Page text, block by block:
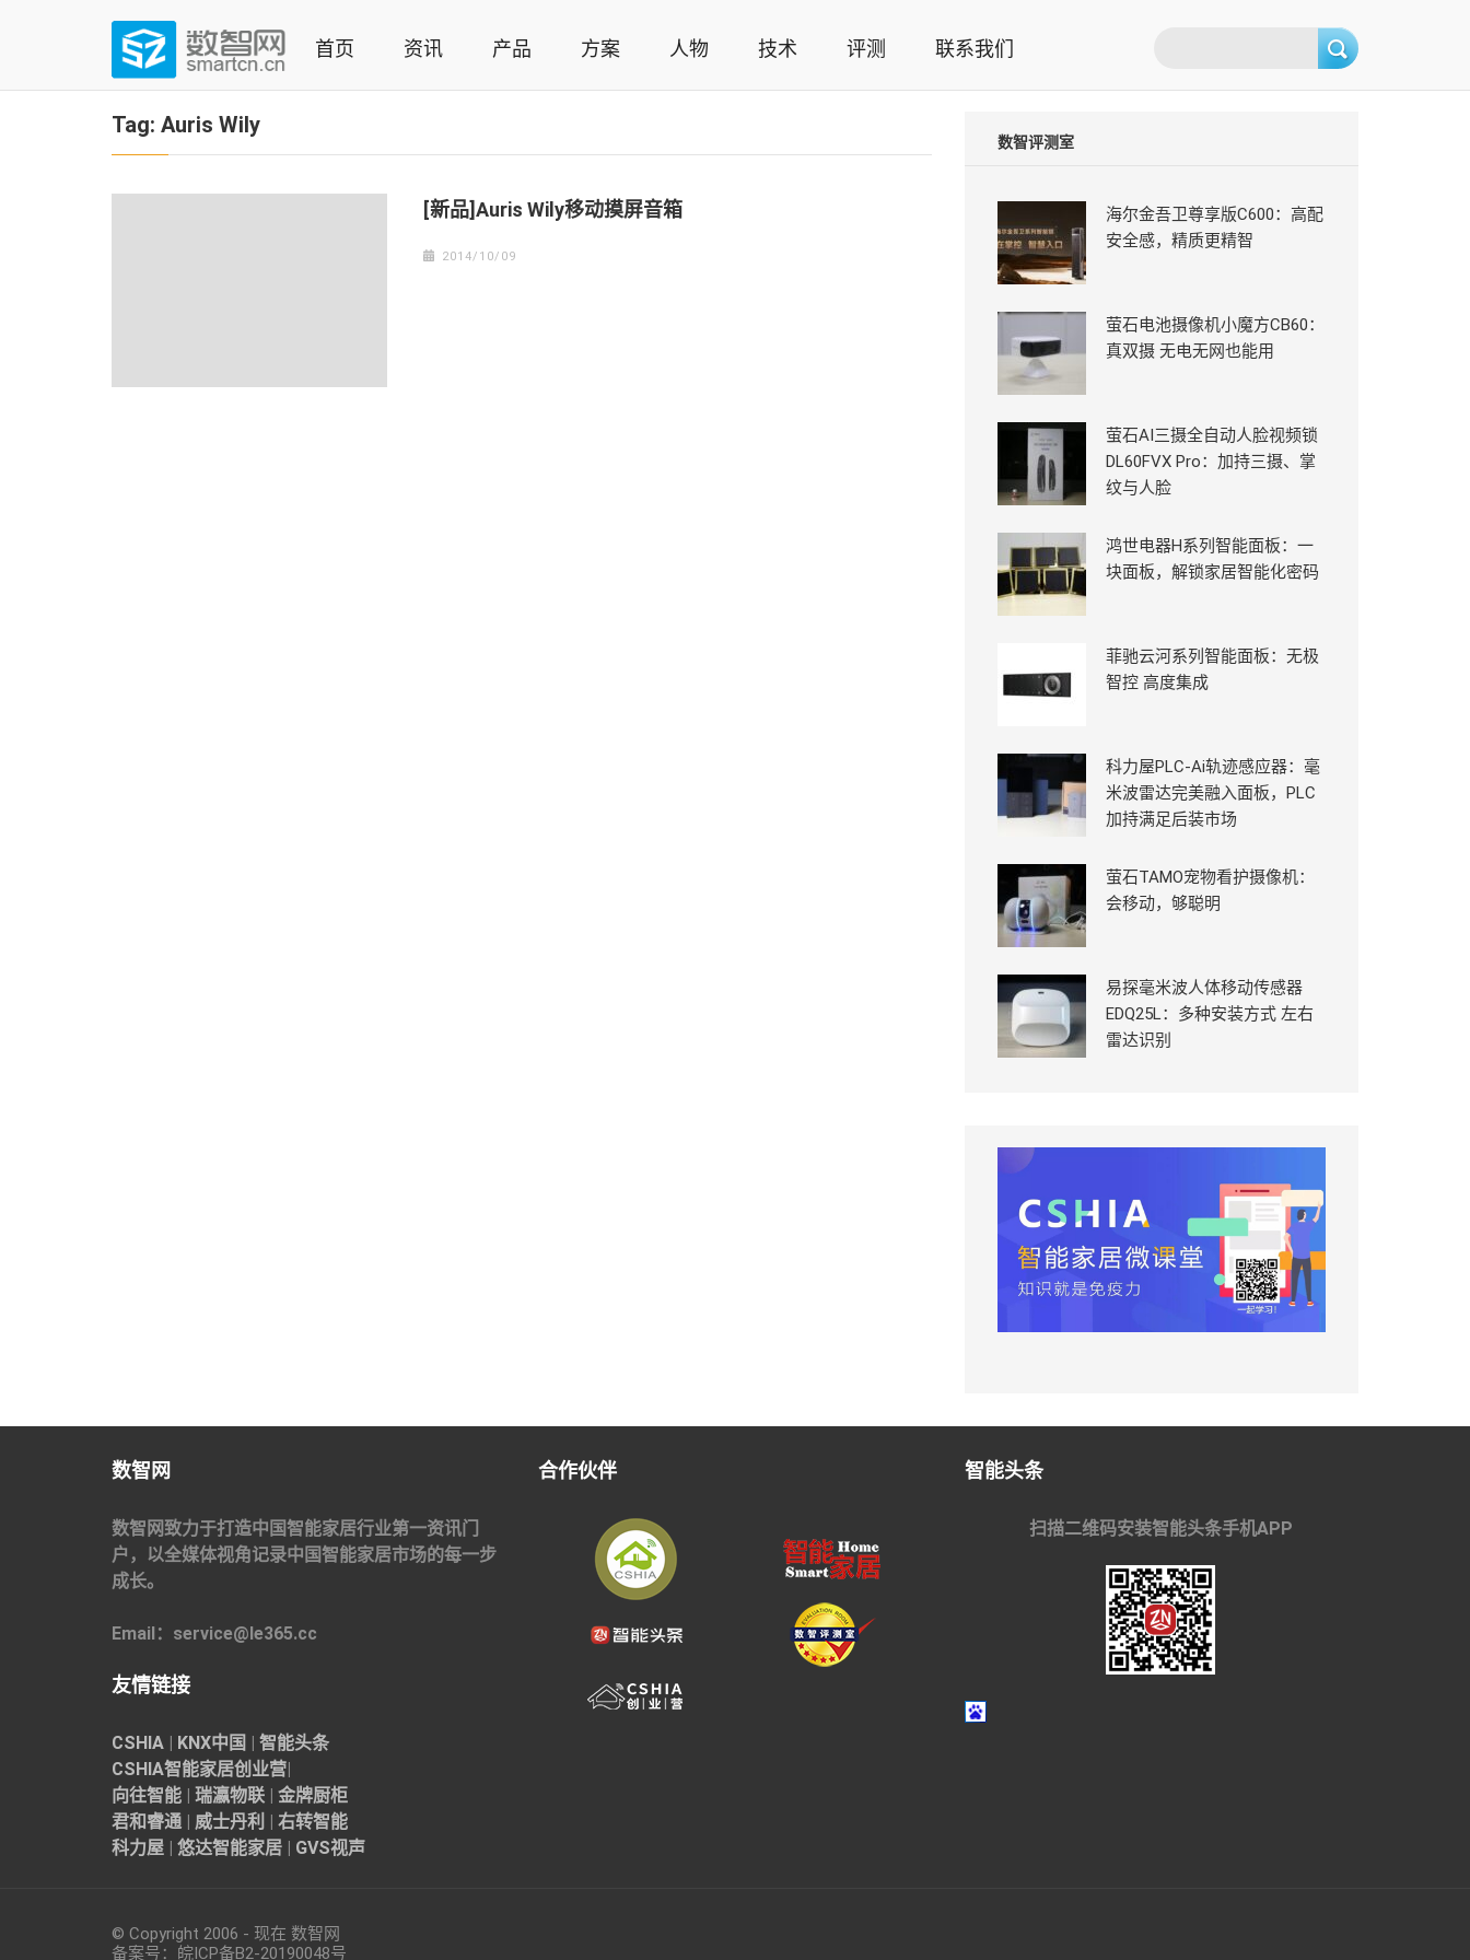
(Press
数智网
智能家居第一资讯门户 | 智能家居系统，智能家居产品，智能家居解决方案，智能家居技术应用，智能家居行业观点，智能家居项目案例
首页 资讯 产品 方案 人物 技术 评测 联系我们
Tag: Auris Wily
[新品]Auris Wily移动摸屏音箱
2014/10/09
数智评测室
海尔金吾卫尊享版C600：高配
安全感，精质更精智
萤石电池摄像机小魔方CB60：
真双摄 无电无网也能用
萤石AI三摄全自动人脸视频锁
DL60FVX Pro：加持三摄、掌
纹与人脸
鸿世电器H系列智能面板：一
块面板，解锁家居智能化密码
菲驰云河系列智能面板：无极
智控 高度集成
科力屋PLC-Ai轨迹感应器：毫
米波雷达完美融入面板，PLC
加持满足后装市场
萤石TAMO宠物看护摄像机：
会移动，够聪明
易探毫米波人体移动传感器
EDQ25L：多种安装方式 左右
雷达识别
数智网
数智网致力于打造中国智能家居行业第一资讯门
户，以全媒体视角记录中国智能家居市场的每一步
成长。
Email：service@le365.cc
友情链接
CSHIA | KNX中国 | 智能头条
CSHIA智能家居创业营|
向往智能 | 瑞瀛物联 | 金牌厨柜
君和睿通 | 威士丹利 | 右转智能
科力屋 | 悠达智能家居 | GVS视声
合作伙伴 智能头条
扫描二维码安装智能头条手机APP
© Copyright 2006 - 现在 数智网
备案号： 皖ICP备B2-20190048号